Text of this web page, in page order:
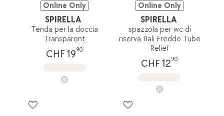
Online Only
SPIRELLA
Tenda per la doccia
Transparent
CHF 1990
Online Only
SPIRELLA
spazzola per wc di
riserva Bali Freddo Tube
Relief
CHF 1290